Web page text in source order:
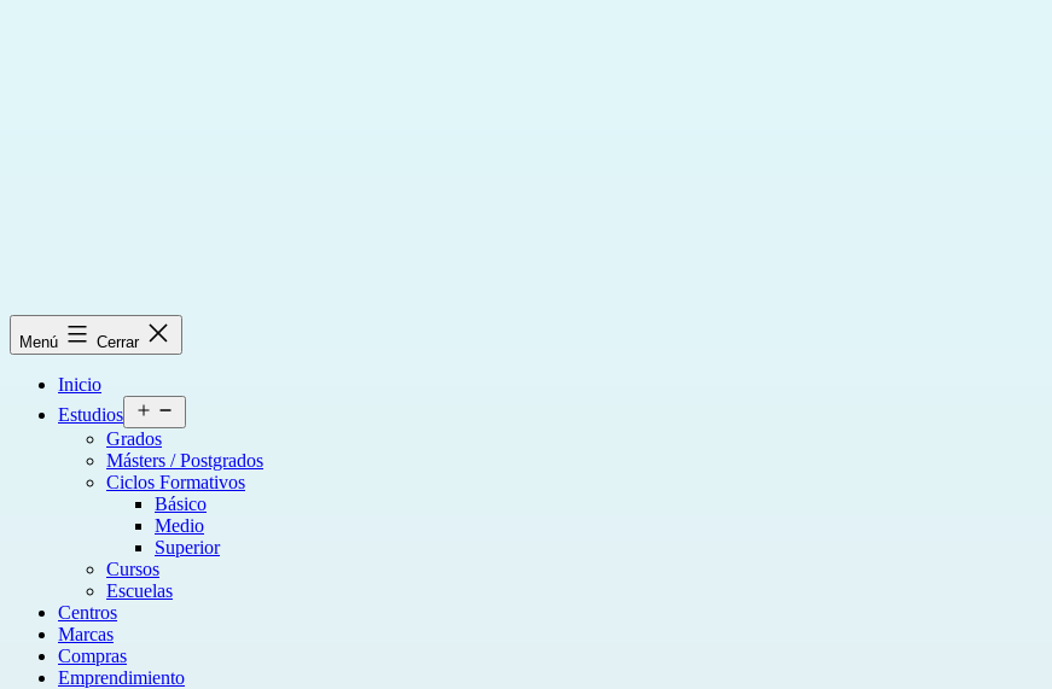
Menú Cerrar
Inicio
Estudios
el
Grados
Másters / Postgrados
Ciclos Formativos
Básico
Medio
Superior
Cursos
Escuelas
Centros
Marcas
Compras
Emprendimiento